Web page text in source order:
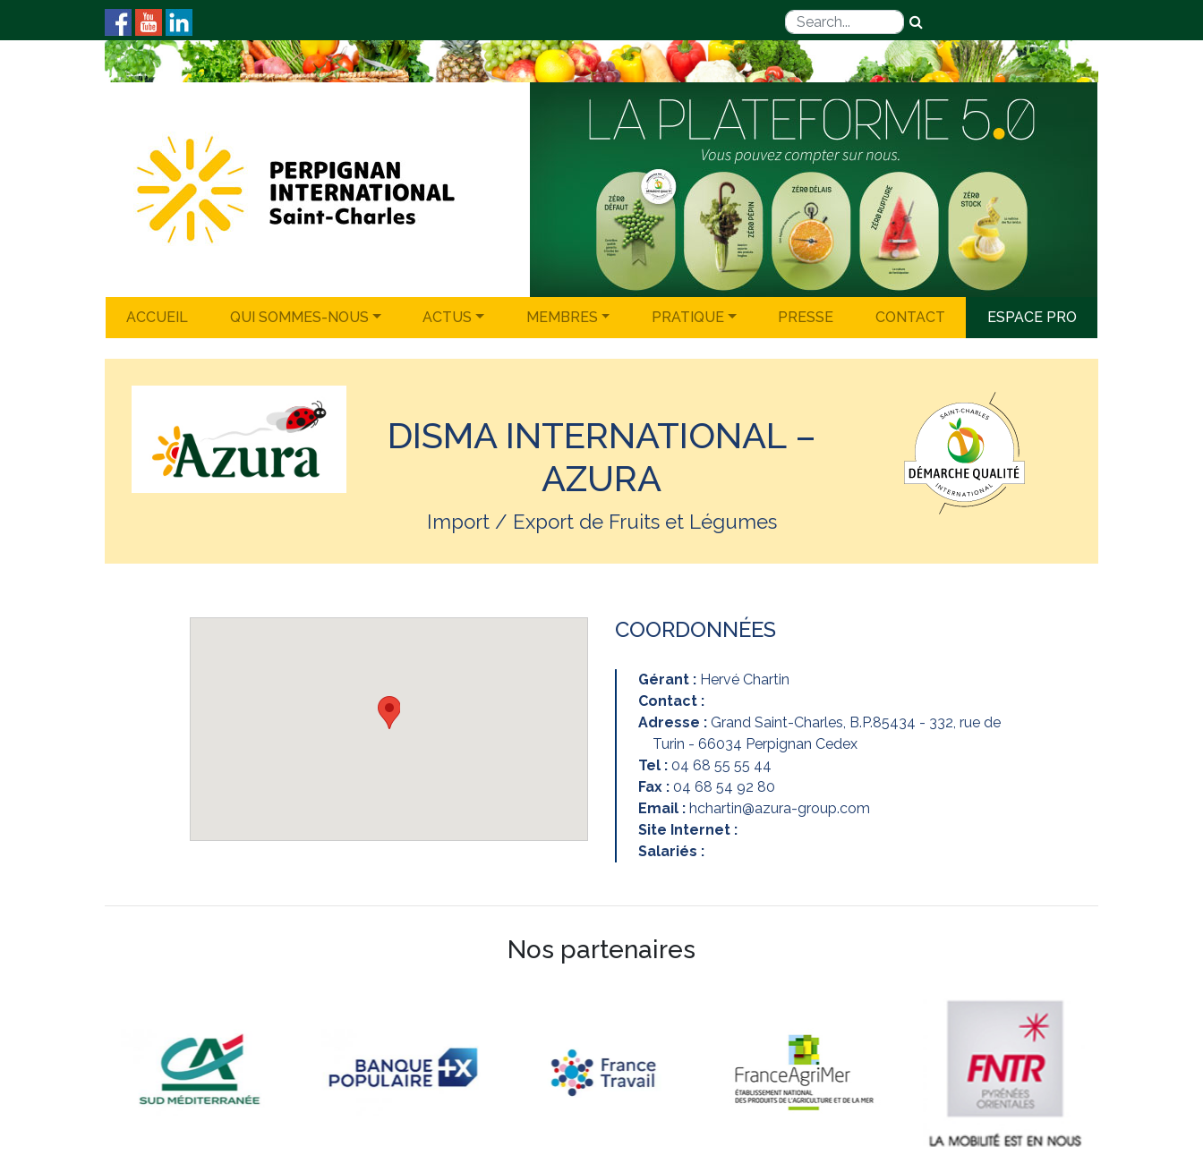
ACCUEIL QUI SOMMES-NOUS ACTUS MEMBRES PRATIQUE PRESSE CONTACT ESPACE PRO
DISMA INTERNATIONAL –
AZURA
Import / Export de Fruits et Légumes
COORDONNÉES
Gérant : Hervé Chartin
Contact :
Adresse : Grand Saint-Charles, B.P.85434 - 332, rue de
Turin - 66034 Perpignan Cedex
Tel : 04 68 55 55 44
Fax : 04 68 54 92 80
Email : hchartin@azura-group.com
Site Internet :
Salariés :
Nos partenaires